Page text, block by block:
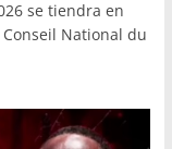
se tiendra en
Conseil National du